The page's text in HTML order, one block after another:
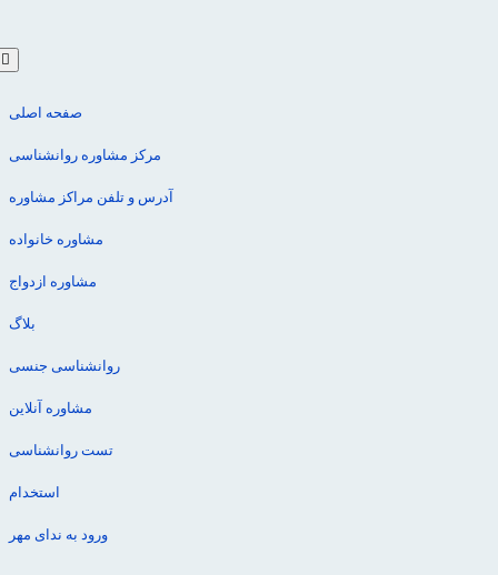
صفحه اصلی
مرکز مشاوره روانشناسی
آدرس و تلفن مراکز مشاوره
مشاوره خانواده
مشاوره ازدواج
بلاگ
روانشناسی جنسی
مشاوره آنلاین
تست روانشناسی
استخدام
ورود به ندای مهر